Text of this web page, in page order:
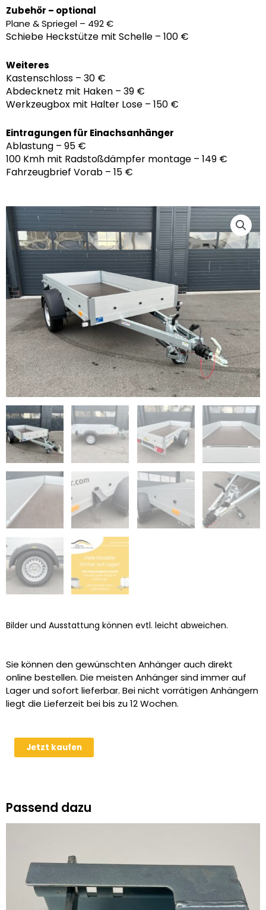
Bilder und Ausstattung können evtl. leicht abweichen.
Sie können den gewünschten Anhänger auch direkt
online bestellen. Die meisten Anhänger sind immer auf
Lager und sofort lieferbar. Bei nicht vorrätigen Anhängern
liegt die Lieferzeit bei bis zu 12 Wochen.
Humbaur
Alu
PKW-
Jetzt kaufen
Zubehör – optional
Plane & Spriegel – 492 €
Schiebe Heckstütze mit Schelle – 100 €
Weiteres
Kastenschloss – 30 €
Abdecknetz mit Haken – 39 €
Werkzeugbox mit Halter Lose – 150 €
Eintragungen für Einachsanhänger
Ablastung – 95 €
100 Kmh mit Radstoßdämpfer montage – 149 €
Fahrzeugbrief Vorab – 15 €
Passend dazu